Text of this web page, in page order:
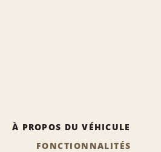
À PROPOS DU VÉHICULE
FONCTIONNALITÉS